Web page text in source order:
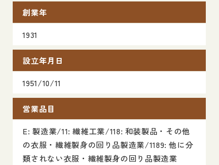
創業年
1931
設立年月日
1951/10/11
営業品目
E: 製造業/11: 繊維工業/118: 和装製品・その他
の衣服・繊維製身の回り品製造業/1189: 他に分
類されない衣服・繊維製身の回り品製造業